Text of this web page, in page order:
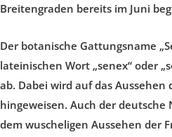
Breitengraden bereits im Juni
Der botanische Gattungsname
lateinischen Wort „senex“ oder
ab. Dabei wird auf das Aussehen
hingeweisen. Auch der deutsche
dem wuscheligen Aussehen der